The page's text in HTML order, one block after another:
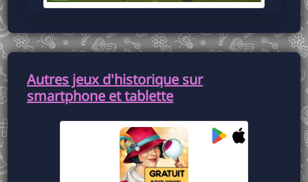
Autres jeux d'historique sur
smartphone et tablette